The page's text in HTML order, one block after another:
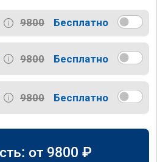
9800 Бесплатно
9800 Бесплатно
9800 Бесплатно
от 9800 ₽